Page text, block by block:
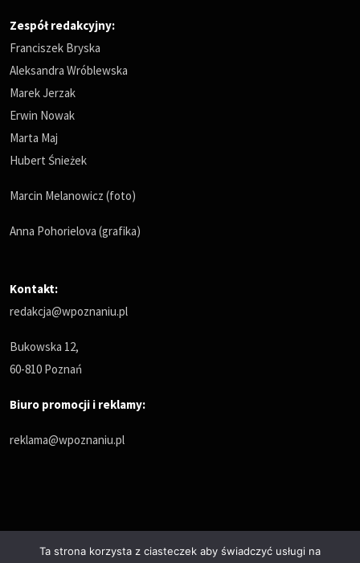
Zespół redakcyjny:
Franciszek Bryska
Aleksandra Wróblewska
Marek Jerzak
Erwin Nowak
Marta Maj
Hubert Śnieżek
Marcin Melanowicz (foto)
Anna Pohorielova (grafika)
Kontakt:
redakcja@wpoznaniu.pl
Bukowska 12,
60-810 Poznań
Biuro promocji i reklamy:
reklama@wpoznaniu.pl
Ta strona korzysta z ciasteczek aby świadczyć usługi na